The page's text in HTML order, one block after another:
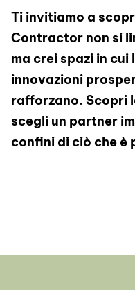
Ti invitiamo a
Contractor non si
ma crei spazi in
innovazioni
rafforzano. Scopri
scegli un partner
confini di ciò che è